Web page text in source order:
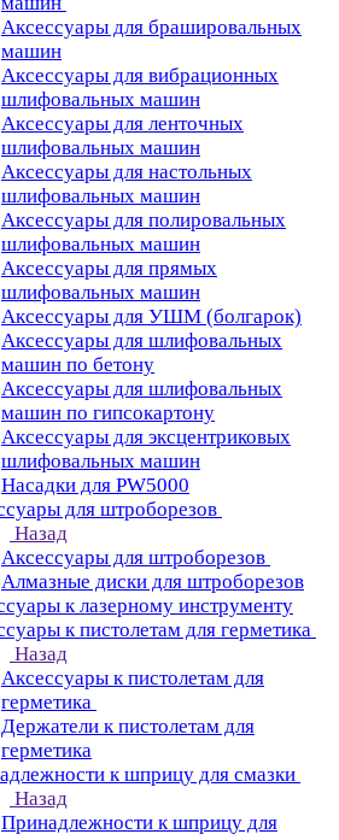
Аксессуары для брашировальных
машин
Аксессуары для вибрационных
шлифовальных машин
Аксессуары для ленточных
шлифовальных машин
Аксессуары для настольных
шлифовальных машин
Аксессуары для полировальных
шлифовальных машин
Аксессуары для прямых
шлифовальных машин
Аксессуары для УШМ (болгарок)
Аксессуары для шлифовальных
машин по бетону
Аксессуары для шлифовальных
машин по гипсокартону
Аксессуары для эксцентриковых
шлифовальных машин
Насадки для PW5000
для штроборезов
Назад
Аксессуары для штроборезов
Алмазные диски для штроборезов
к лазерному инструменту
к пистолетам для герметика
Назад
Аксессуары к пистолетам для
герметика
Держатели к пистолетам для
герметика
к шприцу для смазки
Назад
Принадлежности к шприцу для